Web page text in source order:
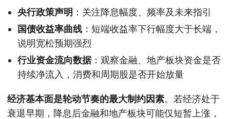
央行政策声明 ：关注降息幅度、频率及未来指引
国债收益率曲线 ：短端收益率下行幅度大于长端，
说明宽松预期强烈
行业资金流向数据：观察金融、地产板块资金是否
持续净流入，消费和周期股是否开始放量
经济基本面是轮动节奏的最大制约因素。若经济处于
衰退早期，降息后金融和地产板块可能仅短暂上涨，